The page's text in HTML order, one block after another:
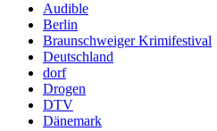
Audible
Berlin
Braunschweiger Krimifestival
Deutschland
dorf
Drogen
DTV
Dänemark